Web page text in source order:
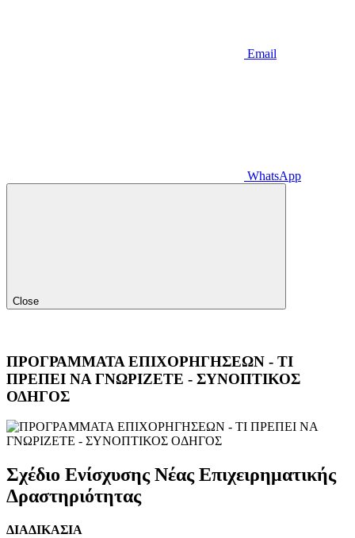
Email
WhatsApp
Close
ΠΡΟΓΡΑΜΜΑΤΑ ΕΠΙΧΟΡΗΓΗΣΕΩΝ - ΤΙ
ΠΡΕΠΕΙ ΝΑ ΓΝΩΡΙΖΕΤΕ - ΣΥΝΟΠΤΙΚΟΣ
ΟΔΗΓΟΣ
Σχέδιο Ενίσχυσης Νέας Επιχειρηματικής
Δραστηριότητας
ΔΙΑΔΙΚΑΣΙΑ